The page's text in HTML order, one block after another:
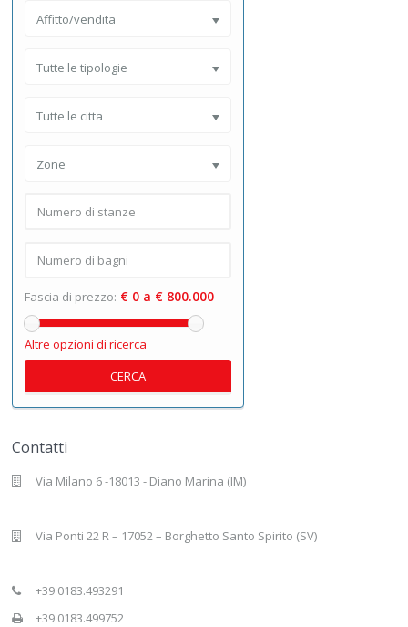
Affitto/vendita
Tutte le tipologie
Tutte le citta
Zone
Fascia di prezzo: € 0 a € 800.000
Altre opzioni di ricerca
CERCA
Contatti
Via Milano 6 -18013 - Diano Marina (IM)
Via Ponti 22 R – 17052 – Borghetto Santo Spirito (SV)
+39 0183.493291
+39 0183.499752